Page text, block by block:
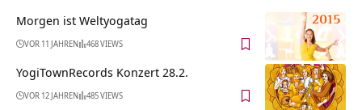
Morgen ist Weltyogatag
VOR 11 JAHREN 468 VIEWS
YogiTownRecords Konzert 28.2.
VOR 12 JAHREN 485 VIEWS